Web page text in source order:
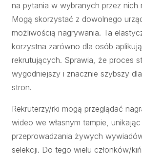
na pytania w wybranych przez nich
Mogą skorzystać z dowolnego
możliwością nagrywania. Ta
korzystna zarówno dla osób
rekrutujących. Sprawia, że proces
wygodniejszy i znacznie szybszy
stron.
Rekruterzy/rki mogą przeglądać
wideo we własnym tempie,
przeprowadzania żywych
selekcji. Do tego wielu członków/